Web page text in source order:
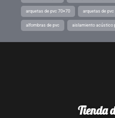
arquetas de pvc 70×70 arquetas de pvc
alfombras de pvc aislamiento acústico
Tienda